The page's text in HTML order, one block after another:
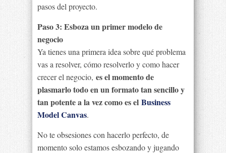
pasos del proyecto.
Paso 3: Esboza un primer modelo de
negocio
Ya tienes una primera idea sobre qué problema
vas a resolver, cómo resolverlo y como hacer
crecer el negocio, es el momento de
plasmarlo todo en un formato tan sencillo y
tan potente a la vez como es el Business
Model Canvas.
No te obsesiones con hacerlo perfecto, de
momento solo estamos esbozando y jugando